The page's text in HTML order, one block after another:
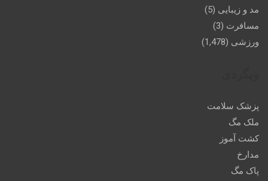
مد و زیبایی (5)
مسافرت (3)
ورزشی (1,478)
پزشک سلامت
ملک مگ
کشت آموز
مدارخ
پاک مگ